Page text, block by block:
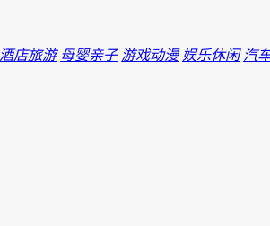
酒店旅游 母婴亲子 游戏动漫 娱乐休闲 汽